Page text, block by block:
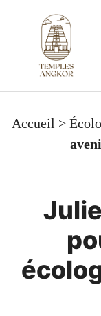
contenu
Accueil >